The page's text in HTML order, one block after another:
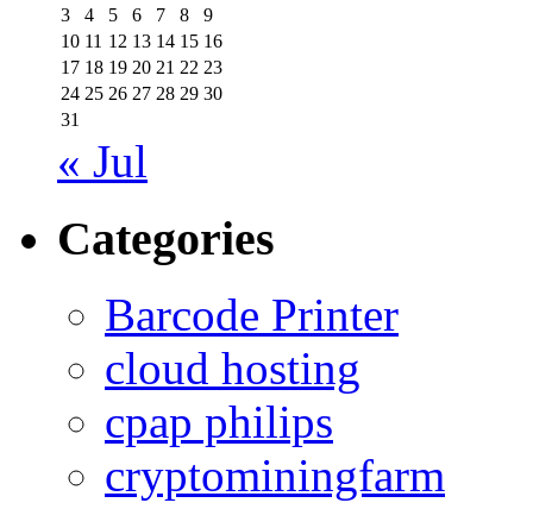
3
4 5 6 7 8
9
10 11 12 13 14 15 16
17 18 19 20 21 22 23
24 25 26 27 28 29 30
31
« Jul
Categories
Barcode Printer
cloud hosting
cpap philips
cryptominingfarm